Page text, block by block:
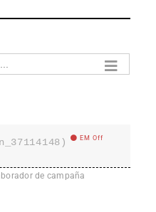
EM Off
de campaña